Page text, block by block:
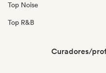
Top Noise
Top R&B
Curadores/